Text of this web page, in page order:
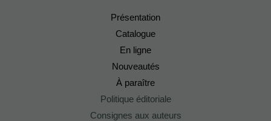
Présentation
Catalogue
En ligne
Nouveautés
À paraître
Politique éditoriale
Consignes aux auteurs